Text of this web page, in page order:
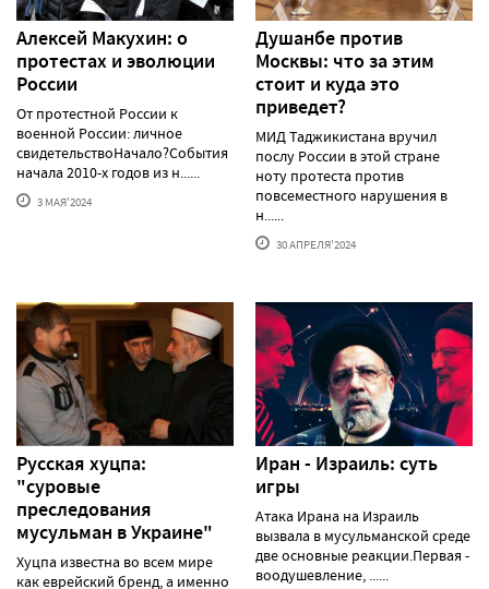
Алексей Макуxин: о
протестаx и эволюции
России
От протестной России к
военной России: личное
свидетельствоНачало?События
начала 2010-х годов из н......
3 МАЯ'2024
Душанбе против
Москвы: что за этим
стоит и куда это
приведет?
МИД Таджикистана вручил
послу России в этой стране
ноту протеста против
повсеместного нарушения в
н......
30 АПРЕЛЯ'2024
Русская хуцпа:
"суровые
преследования
мусульман в Украине"
Хуцпа известна во всем мире
как еврейский бренд, а именно
Иран - Израиль: суть
игры
Атака Ирана на Израиль
вызвала в мусульманской среде
две основные реакции.Первая -
воодушевление, ......